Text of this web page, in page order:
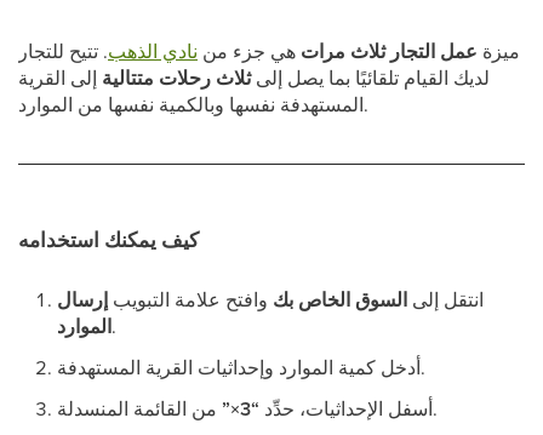
ميزة عمل التجار ثلاث مرات هي جزء من نادي الذهب. تتيح للتجار
لديك القيام تلقائيًا بما يصل إلىثلاث رحلات متتالية إلى القرية
المستهدفة نفسها وبالكمية نفسها من الموارد.
كيف يمكنك استخدامه
انتقل إلى السوق الخاص بك وافتح علامة التبويب إرسال
الموارد.
أدخل كمية الموارد وإحداثيات القرية المستهدفة.
أسفل الإحداثيات، حدِّد “3×”
من القائمة المنسدلة.